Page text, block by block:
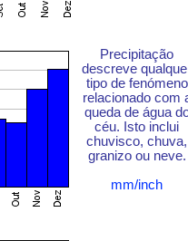
Precipitação
descreve
tipo de fenómeno
relacionado com
queda de água
céu. Isto inclui
chuvisco, chuva,
granizo ou neve.
mm/inch